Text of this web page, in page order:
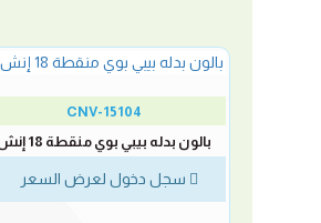
CNV-15104
بالون بدله بيبي بوي منقطة 18 إنش
سجل دخول لعرض السعر